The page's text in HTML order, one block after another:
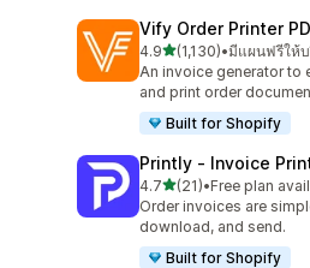
Vify Order Printer
4.9เต็ม 5 ดาว
(1,130)
ทั้งหมด 1130 รีวิว
•มีแผนฟรีให้บ
An invoice generator to
and print order
Built for Shopify
Printly ‑ Invoice
4.7เต็ม 5 ดาว
(21)
ทั้งหมด 21 รีวิว
•Free plan
Order invoices are
download, and send.
Built for Shopify